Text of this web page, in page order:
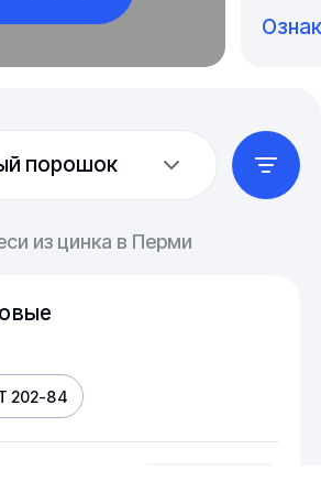
порошок
из цинка в Перми
202-84